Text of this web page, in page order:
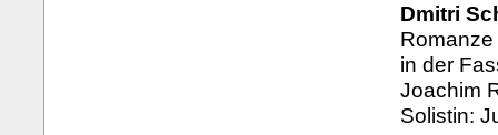
Dmitri
Romanze
in der
Joachim
Solistin: